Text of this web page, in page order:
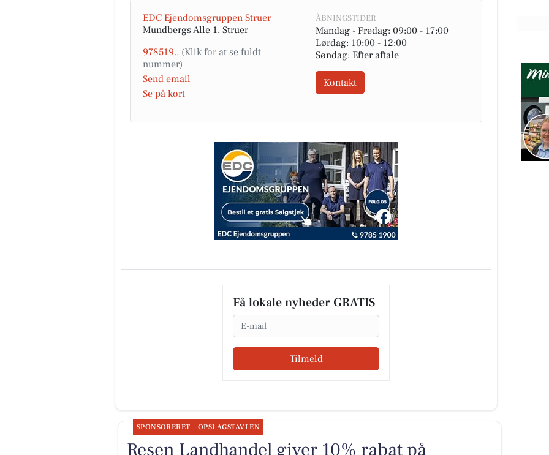
EDC Ejen­doms­grup­pen Struer
Mundbergs Alle 1, Struer
978519..
Send email
Se på kort
ÅBNINGSTIDER
Mandag - Fredag: 09:00 - 17:00
Lørdag: 10:00 - 12:00
Søndag: Efter aftale
Kontakt
Få lokale nyheder GRATIS
Email
Tilmeld
SPONSORERET OPSLAGSTAVLEN
Resen Landhandel giver 10% rabat på